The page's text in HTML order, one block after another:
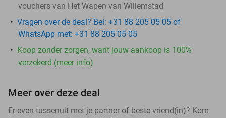
vouchers van Het Wapen van Willemstad
Vragen over de deal? Bel: +31 88 205 05 05 of
WhatsApp met: +31 88 205 05 05
Koop zonder zorgen, want jouw aankoop is 100%
verzekerd (meer info)
Meer over deze deal
Er even tussenuit met je partner of beste vriend(in)? Kom